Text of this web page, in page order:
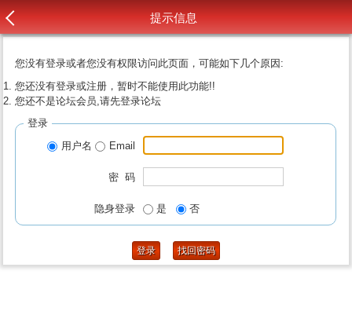
提示信息
您没有登录或者您没有权限访问此页面，可能如下几个原因:
您还没有登录或注册，暂时不能使用此功能!!
您还不是论坛会员,请先登录论坛
登录
用户名
Email
密 码
隐身登录 是 否